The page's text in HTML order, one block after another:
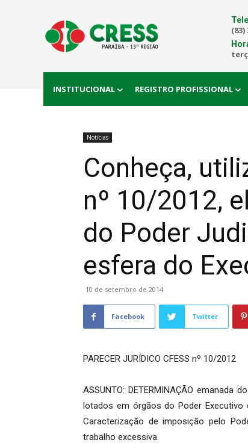
(83)
INSTITUCIONAL REGISTRO PROFISSIONAL
Notícias
Conheça,
nº 10/2012,
do Poder
esfera do
10 de setembro de 2014
Facebook Twitter
PARECER JURÍDICO CFESS nº 10/2012
ASSUNTO: DETERMINAÇÃO emanada
lotados em órgãos do Poder
Caracterização de imposição pelo
trabalho excessiva.